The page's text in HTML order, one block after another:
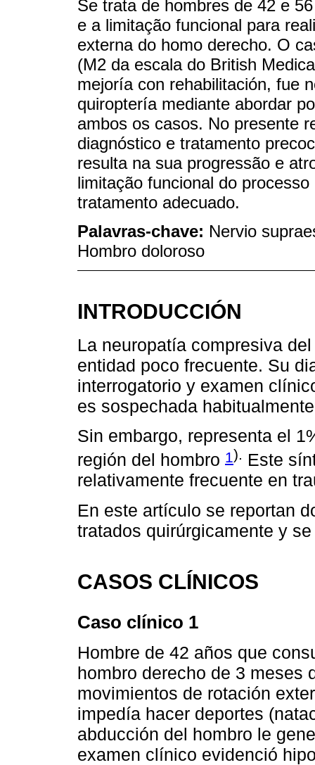
Se trata de hombres de 42 e
e a limitação funcional para
externa do homo derecho. O
(M2 da escala do British
mejoría con rehabilitación, fue
quiroptería mediante abordar
ambos os casos. No presente
diagnóstico e tratamento
resulta na sua progressão e
limitação funcional do
tratamento adecuado.
Palavras-chave: Nervio
Hombro doloroso
INTRODUCCIÓN
La neuropatía compresiva
entidad poco frecuente. Su
interrogatorio y examen
es sospechada
Sin embargo, representa el
región del hombro 1). Este
relativamente frecuente en
En este artículo se reportan
tratados quirúrgicamente y
CASOS CLÍNICOS
Caso clínico 1
Hombre de 42 años que
hombro derecho de 3 meses
movimientos de rotación
impedía hacer deportes
abducción del hombro le
examen clínico evidenció